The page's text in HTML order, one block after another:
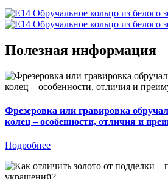
Полезная информация
Фрезеровка или гравировка
колец – особенности, отличия и
Подробнее